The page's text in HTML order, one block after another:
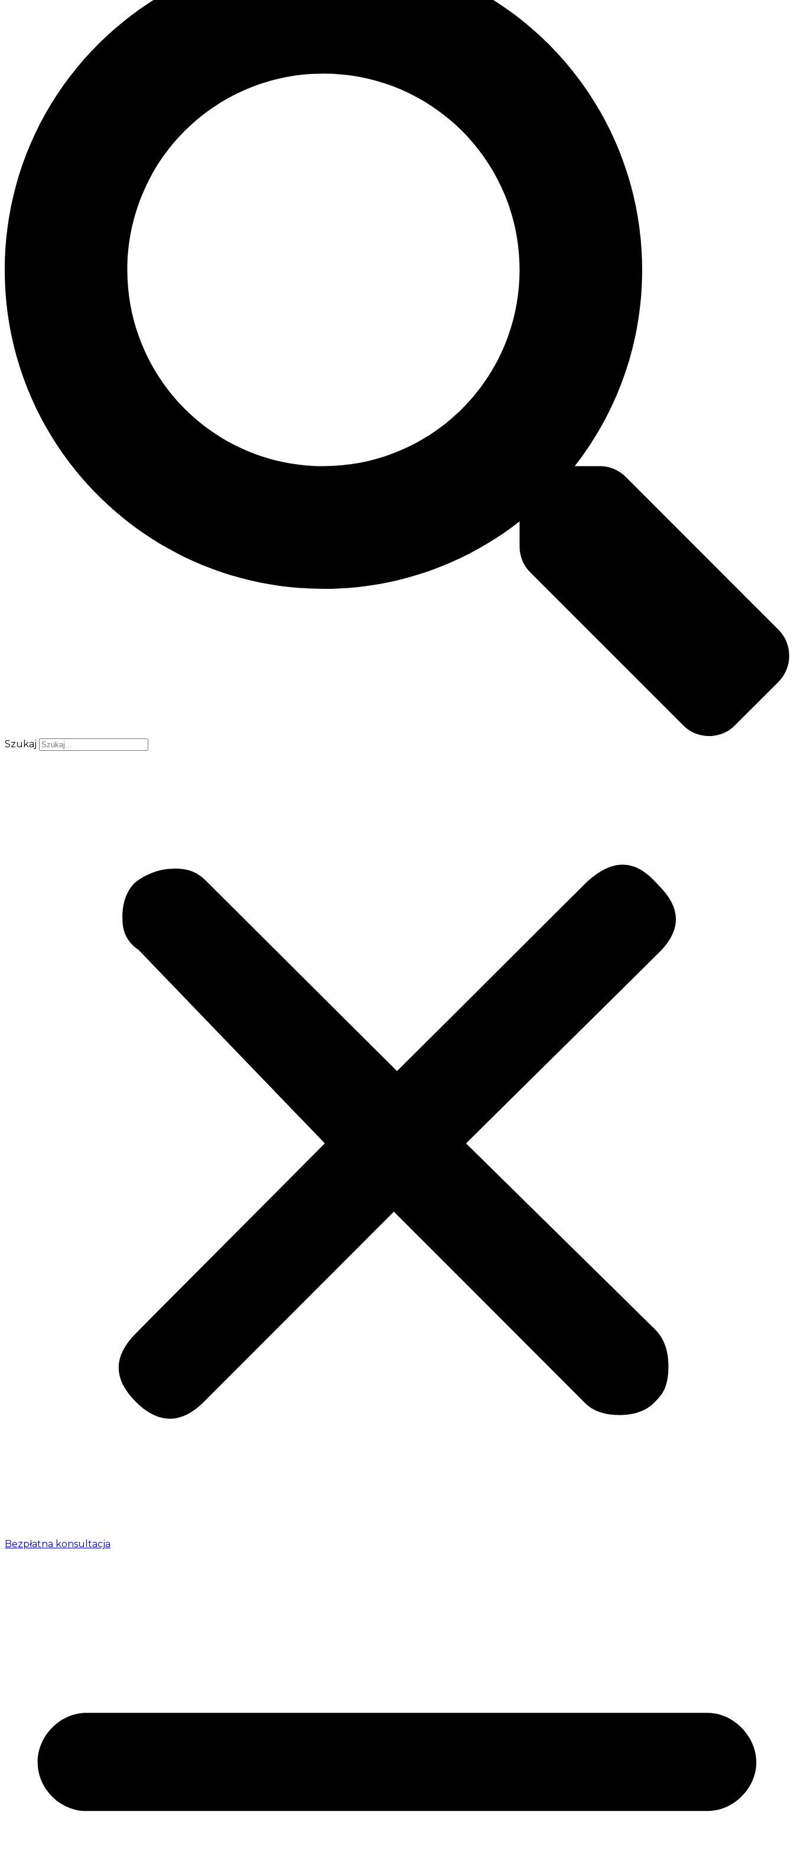
Szukaj
Bezpłatna konsultacja